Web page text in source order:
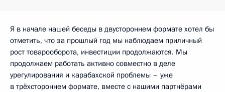
Я в начале нашей беседы в двустороннем формате хотел бы
отметить, что за прошлый год мы наблюдаем приличный
рост товарооборота, инвестиции продолжаются. Мы
продолжаем работать активно совместно в деле
урегулирования и карабахской проблемы – уже
в трёхстороннем формате, вместе с нашими партнёрами